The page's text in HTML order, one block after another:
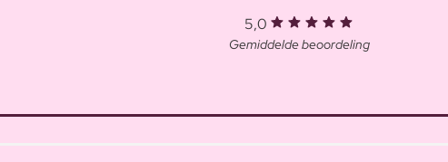
5,0
Gemiddelde beoordeling